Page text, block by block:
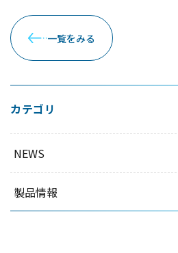
一覧をみる
カテゴリ
NEWS
製品情報